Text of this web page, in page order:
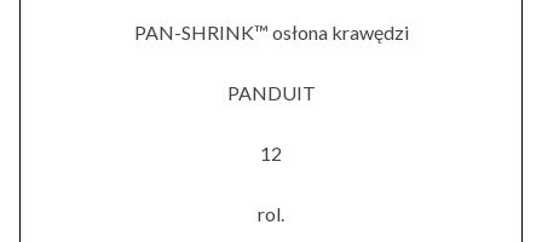
PAN-SHRINK™ osłona krawędzi
PANDUIT
12
rol.